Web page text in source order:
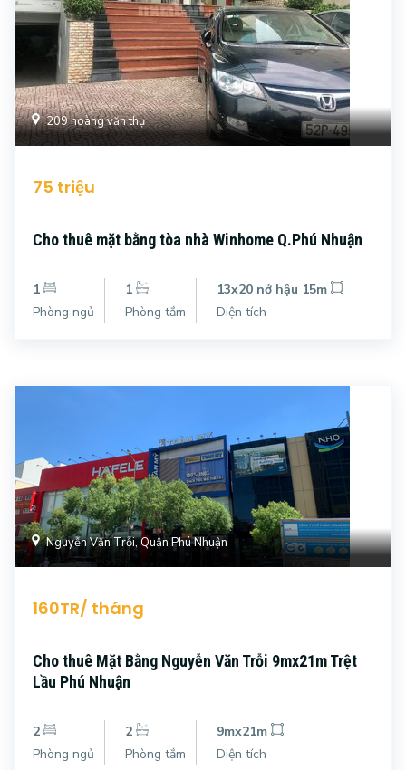
209 hoàng văn thụ
75 triệu
Cho thuê mặt bằng tòa nhà Winhome Q.Phú Nhuận
1
Phòng ngủ
1
Phòng tắm
13x20 nở hậu 15m
Diện tích
Nguyễn Văn Trỗi, Quận Phú Nhuận
160TR/ tháng
Cho thuê Mặt Bằng Nguyễn Văn Trỗi 9mx21m Trệt
Lầu Phú Nhuận
2
Phòng ngủ
2
Phòng tắm
9mx21m
Diện tích